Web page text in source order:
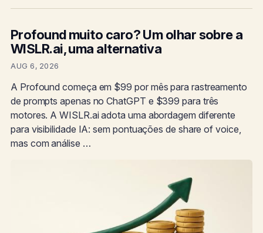
Profound muito caro? Um olhar sobre a
WISLR.ai, uma alternativa
AUG 6, 2026
A Profound começa em $99 por mês para rastreamento
de prompts apenas no ChatGPT e $399 para três
motores. A WISLR.ai adota uma abordagem diferente
para visibilidade IA: sem pontuações de share of voice,
mas com análise …